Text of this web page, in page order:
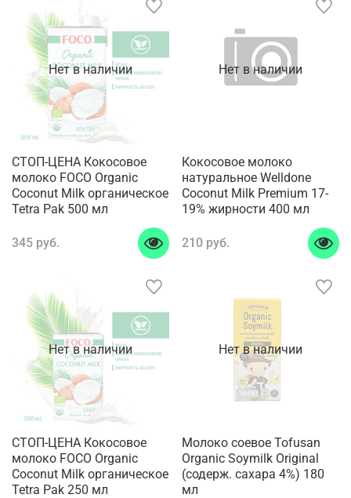
Нет в наличии
СТОП-ЦЕНА Кокосовое
молоко FOCO Organic
Coconut Milk органическое
Tetra Pak 500 мл
345 руб.
Нет в наличии
Кокосовое молоко
натуральное Welldone
Coconut Milk Premium 17-
19% жирности 400 мл
210 руб.
Нет в наличии
СТОП-ЦЕНА Кокосовое
молоко FOCO Organic
Coconut Milk органическое
Tetra Pak 250 мл
Нет в наличии
Молоко соевое Tofusan
Organic Soymilk Original
(содерж. сахара 4%) 180
мл